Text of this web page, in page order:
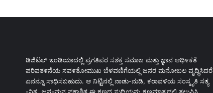
ಡಿಜಿಟಲ್ ಇಂಡಿಯಾದಲ್ಲಿ ಪ್ರಗತಿಪರ ಸಶಕ್ತ ಸಮಾಜ ಮತ್ತು ಜ್ಞಾನ ಆಥಿ೯ಕತೆ
ಪರಿವತ೯ನೆಯ ಸವ೯ತೋಮುಖ ಬೆಳವಣಿಗೆಯಲ್ಲಿ ಜನರ ಮನೋಬಲ ವೃದ್ಧಿಸಿದರೆ
ಏನನ್ನೂ ಸಾಧಿಸಬಹುದು. ಆ ನಿಟ್ಟಿನಲ್ಲಿ ನಾಡು-ನುಡಿ, ಕರಾವಳಿಯ ಸಂಸ್ಕೃತಿ ಸತ್ಯ